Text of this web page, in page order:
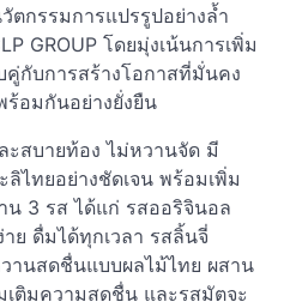
กรรมการแปรรูปอย่างล้ำ
GROUP โดยมุ่งเน้นการเพิ่ม
กับการสร้างโอกาสที่มั่นคง
ร้อมกันอย่างยั่งยืน
สบายท้อง ไม่หวานจัด มี
ไทยอย่างชัดเจน พร้อมเพิ่ม
3 รส ได้แก่ รสออริจินอล
ย ดื่มได้ทุกเวลา รสลิ้นจี่
านสดชื่นแบบผลไม้ไทย ผสาน
ติมความสดชื่น และรสมัตจะ